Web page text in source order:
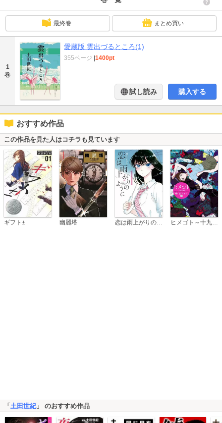
最終巻 まとめ買い
1
巻
愛蔵版 雲出づるところ(1)
355ページ 1400pt
試し読み 購入する
おすすめ作品
この作品を見た人はコチラも見ています
ギフト± 幽麗塔 恋は雨上がりのように ヒメゴト～十九歳の制服～
「 土田世紀」 のおすすめ作品